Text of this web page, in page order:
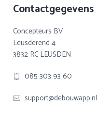
Footer
Contactgegevens
Concepteurs BV
Leusderend 4
3832 RC LEUSDEN
085 303 93 60
support@debouwapp.nl